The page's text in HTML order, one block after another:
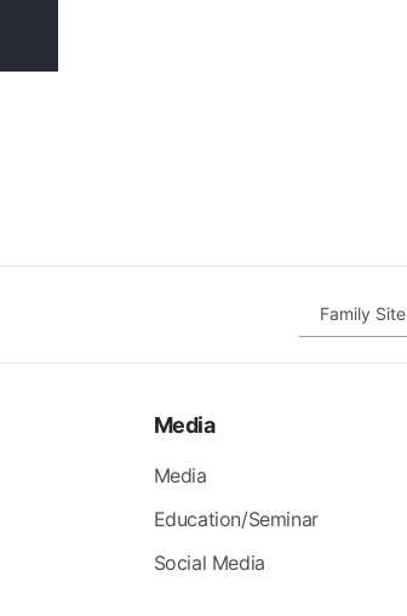
Family Site
Media
Media
Education/Seminar
Social Media